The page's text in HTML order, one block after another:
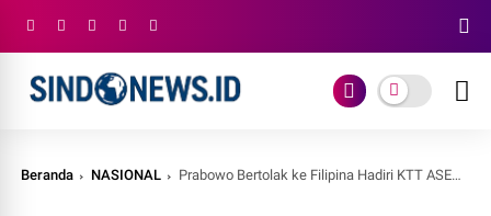
Beranda NASIONAL Prabowo Bertolak ke Filipina Hadiri KTT ASEAN ke-48, Bahas Energi dan Stabilitas Kawasan